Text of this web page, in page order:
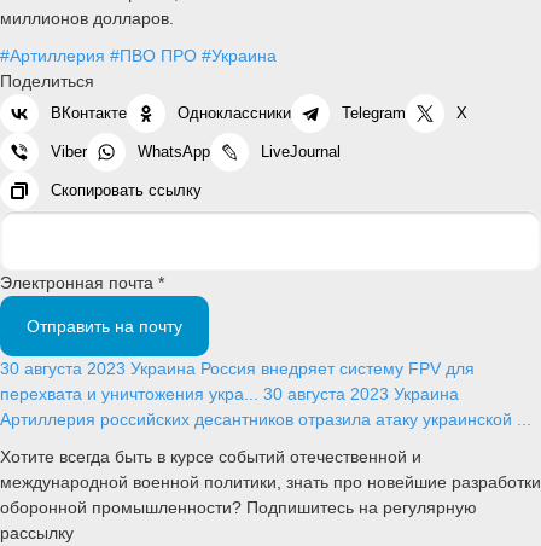
миллионов долларов.
#Артиллерия #ПВО ПРО #Украина
Поделиться
ВКонтакте Одноклассники Telegram X
Viber WhatsApp LiveJournal
Скопировать ссылку
Электронная почта *
Отправить на почту
30 августа 2023 Украина Россия внедряет систему FPV для
перехвата и уничтожения укра... 30 августа 2023 Украина
Артиллерия российских десантников отразила атаку украинской ...
Хотите всегда быть в курсе событий отечественной и
международной военной политики, знать про новейшие разработки
оборонной промышленности? Подпишитесь на регулярную
рассылку